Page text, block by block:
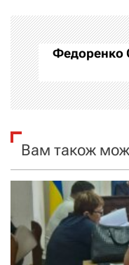
а
ц
і
а
п
и
Федоренко
Вам також